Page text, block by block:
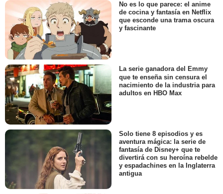
No es lo que parece: el anime
de cocina y fantasía en Netflix
que esconde una trama oscura
y fascinante
La serie ganadora del Emmy
que te enseña sin censura el
nacimiento de la industria para
adultos en HBO Max
Solo tiene 8 episodios y es
aventura mágica: la serie de
fantasía de Disney+ que te
divertirá con su heroína rebelde
y espadachines en la Inglaterra
antigua